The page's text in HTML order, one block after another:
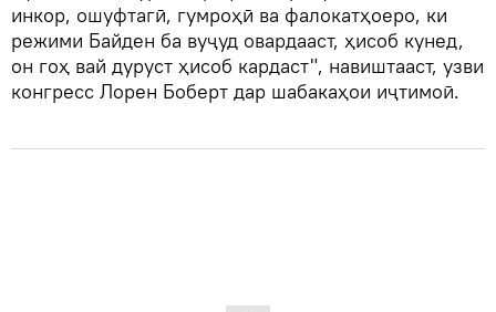
инкор, ошуфтагӣ, гумроҳӣ ва фалокатҳоеро, ки
режими Байден ба вуҷуд овардааст, ҳисоб кунед,
он гоҳ вай дуруст ҳисоб кардаст", навиштааст, узви
конгресс Лорен Боберт дар шабакаҳои иҷтимоӣ.